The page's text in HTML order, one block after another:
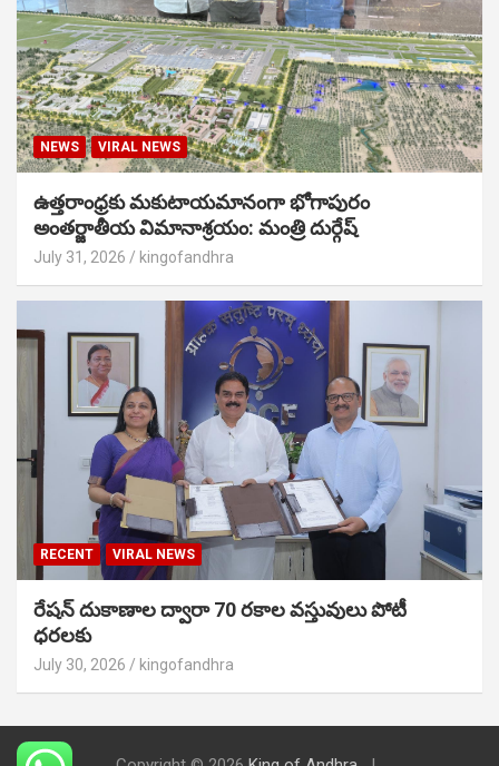
NEWS VIRAL NEWS
ఉత్తరాంధ్రకు మకుటాయమానంగా భోగాపురం
అంతర్జాతీయ విమానాశ్రయం: మంత్రి దుర్గేష్
July 31, 2026 kingofandhra
RECENT VIRAL NEWS
రేషన్ దుకాణాల ద్వారా 70 రకాల వస్తువులు పోటీ
ధరలకు
July 30, 2026 kingofandhra